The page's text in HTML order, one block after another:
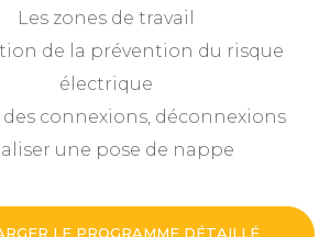
Les zones de travail
de la prévention du risque
électrique
des connexions, déconnexions
une pose de nappe
LE PROGRAMME DÉTAILLÉ